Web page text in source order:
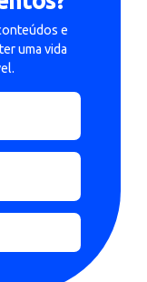
mensais;
financeiros
sistema de
confiança — e
a LyTex.